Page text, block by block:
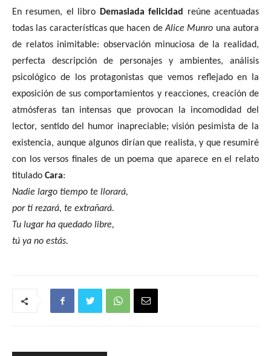
En resumen, el libro
Demasiada felicidad reúne acentuadas
todas las características que hacen deAlice Munro una autora
de relatos inimitable: observación minuciosa de la realidad,
perfecta descripción de personajes y ambientes, análisis
psicológico de los protagonistas que vemos reflejado en la
exposición de sus comportamientos y reacciones, creación de
atmósferas tan intensas que provocan la incomodidad del
lector, sentido del humor inapreciable; visión pesimista de la
existencia, aunque algunos dirían que realista, y que resumiré
con los versos finales de un poema que aparece en el relato
titulado Cara:
Nadie largo tiempo te llorará,
por ti rezará, te extrañará.
Tu lugar ha quedado libre,
tú ya no estás.